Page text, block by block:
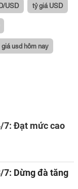
USD tỷ giá USD
giá usd hôm nay
7: Đạt mức cao
7: Dừng đà tăng